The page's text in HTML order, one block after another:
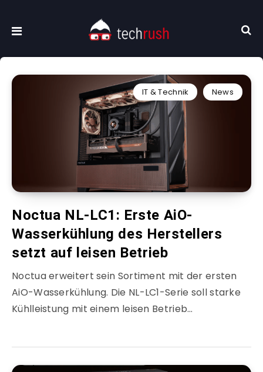
IT & Technik News
Noctua NL-LC1: Erste AiO-
Wasserkühlung des Herstellers
setzt auf leisen Betrieb
Noctua erweitert sein Sortiment mit der ersten
AiO-Wasserkühlung. Die NL-LC1-Serie soll starke
Kühlleistung mit einem leisen Betrieb…